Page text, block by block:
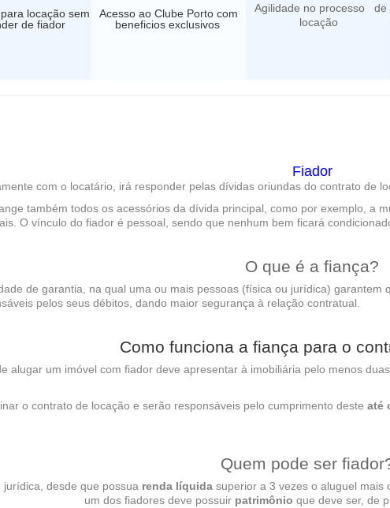
locação sem
de fiador
Acesso ao Clube Porto com
beneficios exclusivos
Agilidade no processo de
locação
Fiador
com o locatário, irá responder pelas dívidas oriundas do contrato de
também todos os acessórios da dívida principal, como por exemplo, a
O vínculo do fiador é pessoal, sendo que nenhum bem ficará
O que é a fiança?
de garantia, na qual uma ou mais pessoas (física ou jurídica) garantem
pelos seus débitos, dando maior segurança à relação contratual.
Como funciona a fiança para o
um imóvel com fiador deve apresentar à imobiliária pelo menos
o contrato de locação e serão responsáveis pelo cumprimento deste até
Quem pode ser
desde que possua renda líquidasuperior a 3 vezes o aluguel mais
um dos fiadores deve possuir patrimônio que deve ser, de